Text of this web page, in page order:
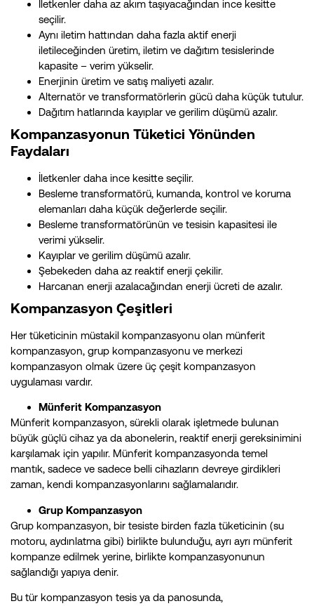
İletkenler daha az akım taşıyacağından ince kesitte
seçilir.
Aynı iletim hattından daha fazla aktif enerji
iletileceğinden üretim, iletim ve dağıtım tesislerinde
kapasite – verim yükselir.
Enerjinin üretim ve satış maliyeti azalır.
Alternatör ve transformatörlerin gücü daha küçük tutulur.
Dağıtım hatlarında kayıplar ve gerilim düşümü azalır.
Kompanzasyonun Tüketici Yönünden
Faydaları
İletkenler daha ince kesitte seçilir.
Besleme transformatörü, kumanda, kontrol ve koruma
elemanları daha küçük değerlerde seçilir.
Besleme transformatörünün ve tesisin kapasitesi ile
verimi yükselir.
Kayıplar ve gerilim düşümü azalır.
Şebekeden daha az reaktif enerji çekilir.
Harcanan enerji azalacağından enerji ücreti de azalır.
Kompanzasyon Çeşitleri
Her tüketicinin müstakil kompanzasyonu olan münferit
kompanzasyon, grup kompanzasyonu ve merkezi
kompanzasyon olmak üzere üç çeşit kompanzasyon
uygulaması vardır.
Münferit Kompanzasyon
Münferit kompanzasyon, sürekli olarak işletmede bulunan
büyük güçlü cihaz ya da abonelerin, reaktif enerji gereksinimini
karşılamak için yapılır. Münferit kompanzasyonda temel
mantık, sadece ve sadece belli cihazların devreye girdikleri
zaman, kendi kompanzasyonlarını sağlamalarıdır.
Grup Kompanzasyon
Grup kompanzasyon, bir tesiste birden fazla tüketicinin (su
motoru, aydınlatma gibi) birlikte bulunduğu, ayrı ayrı münferit
kompanze edilmek yerine, birlikte kompanzasyonunun
sağlandığı yapıya denir.
Bu tür kompanzasyon tesis ya da panosunda,